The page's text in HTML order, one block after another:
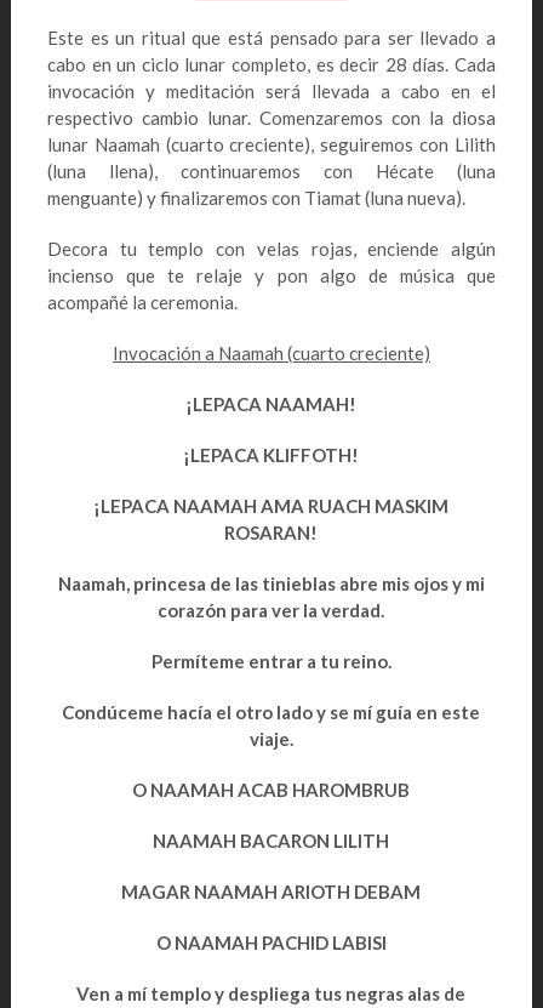
Este es un ritual que está pensado para ser llevado a
cabo en un ciclo lunar completo, es decir 28 días. Cada
invocación y meditación será llevada a cabo en el
respectivo cambio lunar. Comenzaremos con la diosa
lunar Naamah (cuarto creciente), seguiremos con Lilith
(luna llena), continuaremos con Hécate (luna
menguante) y finalizaremos con Tiamat (luna nueva).
Decora tu templo con velas rojas, enciende algún
incienso que te relaje y pon algo de música que
acompañé la ceremonia.
Invocación a Naamah (cuarto creciente)
¡LEPACA NAAMAH!
¡LEPACA KLIFFOTH!
¡LEPACA NAAMAH AMA RUACH MASKIM
ROSARAN!
Naamah, princesa de las tinieblas abre mis ojos y mi
corazón para ver la verdad.
Permíteme entrar a tu reino.
Condúceme hacía el otro lado y se mí guía en este
viaje.
O NAAMAH ACAB HAROMBRUB
NAAMAH BACARON LILITH
MAGAR NAAMAH ARIOTH DEBAM
O NAAMAH PACHID LABISI
Ven a mí templo y despliega tus negras alas de